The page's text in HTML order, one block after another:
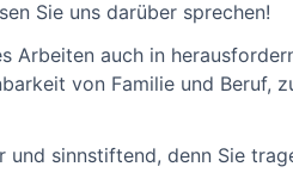
Sie uns darüber sprechen!
Arbeiten auch in
von Familie und Beruf,
sinnstiftend, denn Sie